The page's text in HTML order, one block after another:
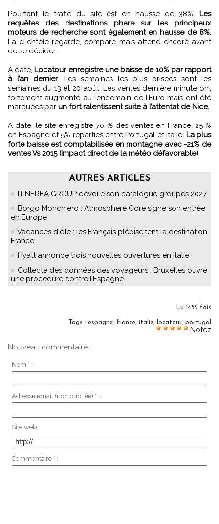
Pourtant le trafic du site est en hausse de 38%. Les
requêtes des destinations phare sur les principaux
moteurs de recherche sont également en hausse de 8%.
La clientèle regarde, compare mais attend encore avant
de se décider.
A date, Locatour enregistre une baisse de 10% par rapport
à l’an dernier. Les semaines les plus prisées sont les
semaines du 13 et 20 août. Les ventes dernière minute ont
fortement augmenté au lendemain de l’Euro mais ont été
marquées par un fort ralentissent suite à l’attentat de Nice.
A date, le site enregistre 70 % des ventes en France, 25 %
en Espagne et 5% réparties entre Portugal et Italie. La plus
forte baisse est comptabilisée en montagne avec -21% de
ventes Vs 2015 (impact direct de la météo défavorable)
AUTRES ARTICLES
ITINEREA GROUP dévoile son catalogue groupes 2027
Borgo Monchiero : Atmosphere Core signe son entrée
en Europe
Vacances d'été : les Français plébiscitent la destination
France
Hyatt annonce trois nouvelles ouvertures en Italie
Collecte des données des voyageurs : Bruxelles ouvre
une procédure contre l’Espagne
Lu 1452 fois
Tags : espagne, france, italie, locatour, portugal
Notez
Nouveau commentaire :
Nom * :
Adresse email (non publiée) * :
Site web :
Commentaire * :